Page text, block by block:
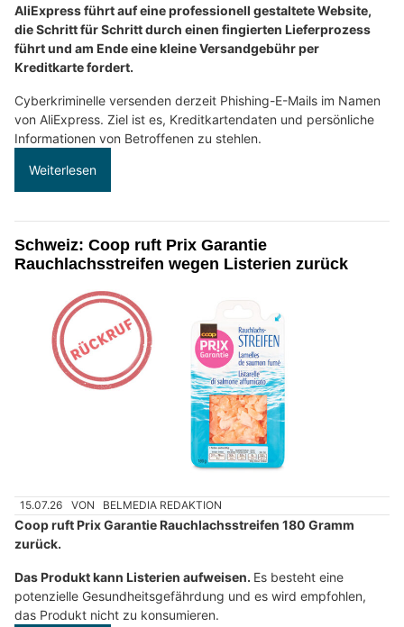
AliExpress führt auf eine professionell gestaltete Website,
die Schritt für Schritt durch einen fingierten Lieferprozess
führt und am Ende eine kleine Versandgebühr per
Kreditkarte fordert.
Cyberkriminelle versenden derzeit Phishing-E-Mails im Namen
von AliExpress. Ziel ist es, Kreditkartendaten und persönliche
Informationen von Betroffenen zu stehlen.
Weiterlesen
Schweiz: Coop ruft Prix Garantie
Rauchlachsstreifen wegen Listerien zurück
15.07.26 VON BELMEDIA REDAKTION
Coop ruft Prix Garantie Rauchlachsstreifen 180 Gramm
zurück.
Das Produkt kann Listerien aufweisen. Es besteht eine
potenzielle Gesundheitsgefährdung und es wird empfohlen,
das Produkt nicht zu konsumieren.